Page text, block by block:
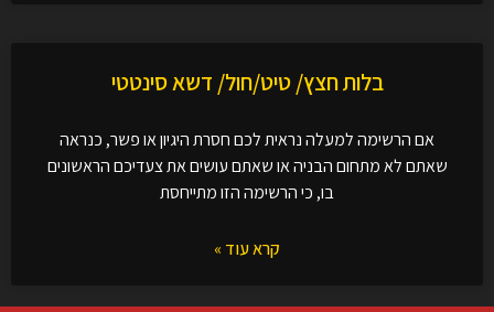
בלות חצץ/ טיט/חול/ דשא סינטטי
אם הרשימה למעלה נראית לכם חסרת היגיון או פשר, כנראה
שאתם לא מתחום הבניה או שאתם עושים את צעדיכם הראשונים
בו, כי הרשימה הזו מתייחסת
קרא עוד »